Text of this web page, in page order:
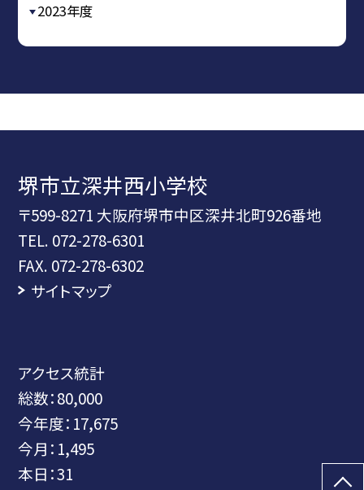
2023年度
堺市立深井西小学校
〒599-8271 大阪府堺市中区深井北町926番地
TEL. 072-278-6301
FAX. 072-278-6302
サイトマップ
アクセス統計
総数：80,000
今年度： 17,675
今月： 1,495
本日：31